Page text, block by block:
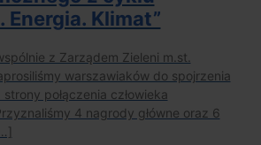
Energia. Klimat”
z Zarządem Zieleni m.st.
warszawiaków do spojrzenia
połączenia człowieka
4 nagrody główne oraz 6